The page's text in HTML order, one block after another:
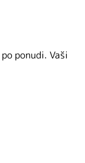
ponudi. Vaši